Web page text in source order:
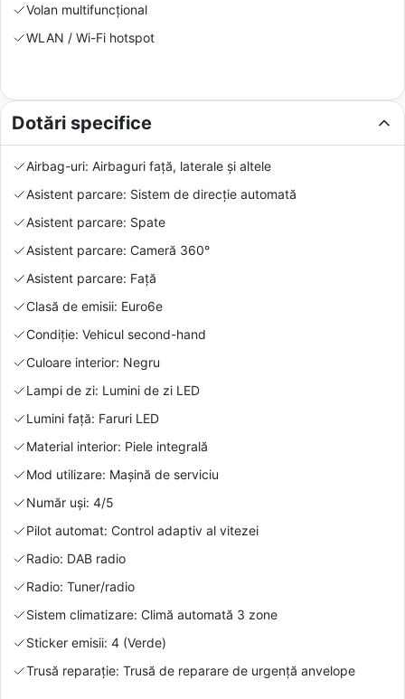
Volan multifuncțional
WLAN / Wi-Fi hotspot
Dotări specifice
Airbag-uri: Airbaguri față, laterale și altele
Asistent parcare: Sistem de direcție automată
Asistent parcare: Spate
Asistent parcare: Cameră 360°
Asistent parcare: Față
Clasă de emisii: Euro6e
Condiție: Vehicul second-hand
Culoare interior: Negru
Lampi de zi: Lumini de zi LED
Lumini față: Faruri LED
Material interior: Piele integrală
Mod utilizare: Mașină de serviciu
Număr uși: 4/5
Pilot automat: Control adaptiv al vitezei
Radio: DAB radio
Radio: Tuner/radio
Sistem climatizare: Climă automată 3 zone
Sticker emisii: 4 (Verde)
Trusă reparație: Trusă de reparare de urgență anvelope